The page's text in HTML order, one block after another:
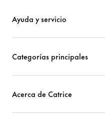
Ayuda y servicio
Categorías principales
Acerca de Catrice